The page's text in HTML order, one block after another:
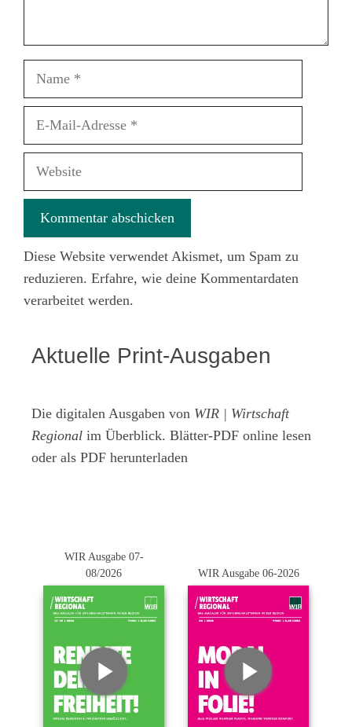
Diese Website verwendet Akismet, um Spam zu
reduzieren. Erfahre, wie deine Kommentardaten
verarbeitet werden.
Aktuelle Print-Ausgaben
Die digitalen Ausgaben von WIR | Wirtschaft
Regional im Überblick. Blätter-PDF online lesen
oder als PDF herunterladen
WIR Ausgabe 07-
08/2026
WIR Ausgabe 06-2026